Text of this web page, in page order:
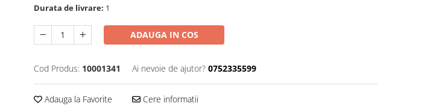
Durata de livrare: 1
ADAUGA IN COS
Cod Produs: 10001341 Ai nevoie de ajutor? 0752335599
Adauga la Favorite Cere informatii